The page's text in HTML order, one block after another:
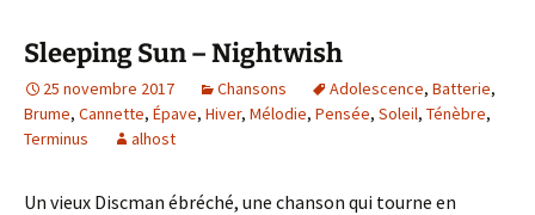
Sleeping Sun – Nightwish
25 novembre 2017 Chansons Adolescence, Batterie,
Brume, Cannette, Épave, Hiver, Mélodie, Pensée, Soleil, Ténèbre,
Terminus
alhost
Un vieux Discman ébréché, une chanson qui tourne en